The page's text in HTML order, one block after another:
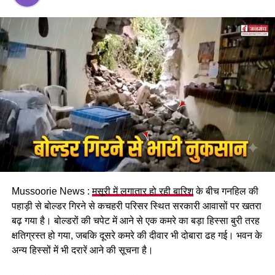
पढ़े धामी कैबिनेट के प्रमुख फैसले
GST संशोधित अध्यादेश को मंजूरी।
नैनीताल हाईकोर्ट के लिए हल्द्वानी गौलापार में 30 हेक्टेयर जमीन
देने का फैसला।
राज्य क्रीड़ा विश्वविद्यालय हल्द्वानी के लिए 122 पदों के सृजन को
Mussoorie News :मसूरी में लगातार हो रही बारिशके बीच गनहिल की
पहाड़ी से बोल्डर गिरने से कचहरी परिसर स्थित सरकारी आवासों पर खतरा
बढ़ गया है। बोल्डरों की चपेट में आने से एक कमरे का बड़ा हिस्सा बुरी तरह
क्षतिग्रस्त हो गया, जबकि दूसरे कमरे की दीवार भी दोबारा ढह गई। भवन के
अन्य हिस्सों में भी दरारें आने की सूचना है।